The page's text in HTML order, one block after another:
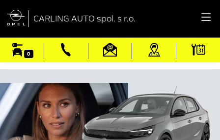
 CARLING AUTO spol. s r.o.
0